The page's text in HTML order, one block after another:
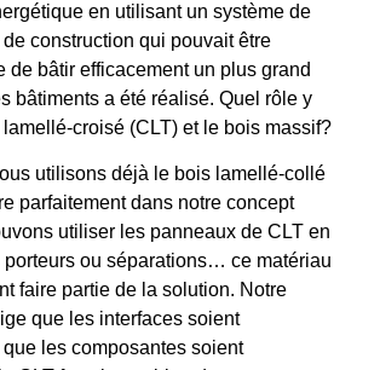
en utilisant un système de
construction qui pouvait être
de bâtir efficacement un plus grand
bâtiments a été réalisé. Quel rôle y
croisé (CLT) et le bois massif?
utilisons déjà le bois lamellé-collé
parfaitement dans notre concept
utiliser les panneaux de CLT en
porteurs ou séparations… ce matériau
faire partie de la solution. Notre
que les interfaces soient
les composantes soient